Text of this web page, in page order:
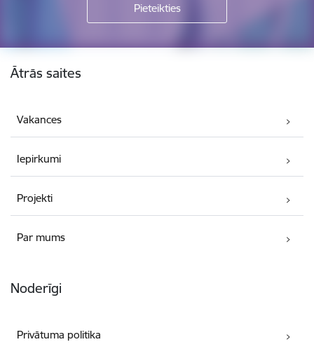
Kājene
Ātrās saites
Vakances
Iepirkumi
Projekti
Par mums
Noderīgi
Privātuma politika